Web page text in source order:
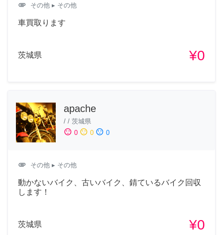
attachment その他 ▸ その他
車買取ります
茨城県 ¥0
apache
/ / 茨城県
sentiment_satisfied 0 sentiment_neutral 0 sentiment_dissatisfied 0
attachment その他 ▸ その他
動かないバイク、古いバイク、錆ているバイク回収
します！
茨城県 ¥0